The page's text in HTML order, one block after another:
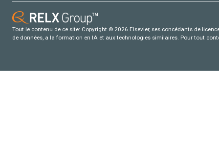
Tout le contenu de ce site: Copyright © 2026 Elsevier, ses concédants de
de données, a la formation en IA et aux technologies similaires. Pour tout